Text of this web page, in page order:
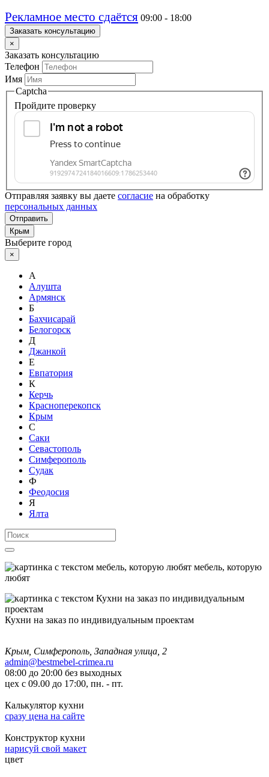
Рекламное место сдаётся 09:00 - 18:00
Заказать консультацию
×
Заказать консультацию
Телефон
Имя
Captcha
Пройдите проверку
Отправляя заявку вы даете согласие на обработку
персональных данных
Отправить
Крым
Выберите город
×
А
Алушта
Армянск
Б
Бахчисарай
Белогорск
Д
Джанкой
Е
Евпатория
К
Керчь
Красноперекопск
Крым
С
Саки
Севастополь
Симферополь
Судак
Ф
Феодосия
Я
Ялта
мебель, которую
любят
Кухни на заказ по индивидуальным проектам
Крым, Симферополь, Западная улица, 2
admin@bestmebel-crimea.ru
08:00 до 20:00 без выходных
цех с 09.00 до 17:00, пн. - пт.
Калькулятор кухни
сразу цена на сайте
Конструктор кухни
нарисуй свой макет
цвет